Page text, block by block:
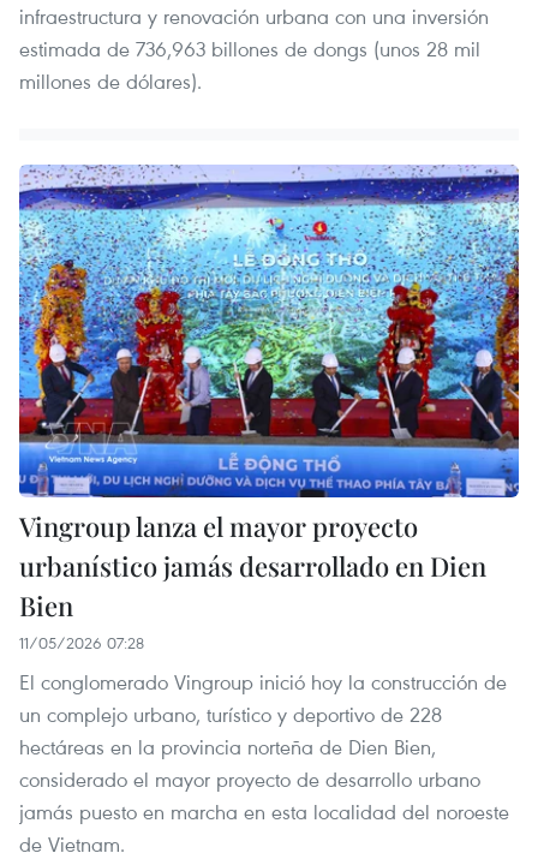
infraestructura y renovación urbana con una inversión
estimada de 736,963 billones de dongs (unos 28 mil
millones de dólares).
Vingroup lanza el mayor proyecto
urbanístico jamás desarrollado en Dien
Bien
11/05/2026 07:28
El conglomerado Vingroup inició hoy la construcción de
un complejo urbano, turístico y deportivo de 228
hectáreas en la provincia norteña de Dien Bien,
considerado el mayor proyecto de desarrollo urbano
jamás puesto en marcha en esta localidad del noroeste
de Vietnam.